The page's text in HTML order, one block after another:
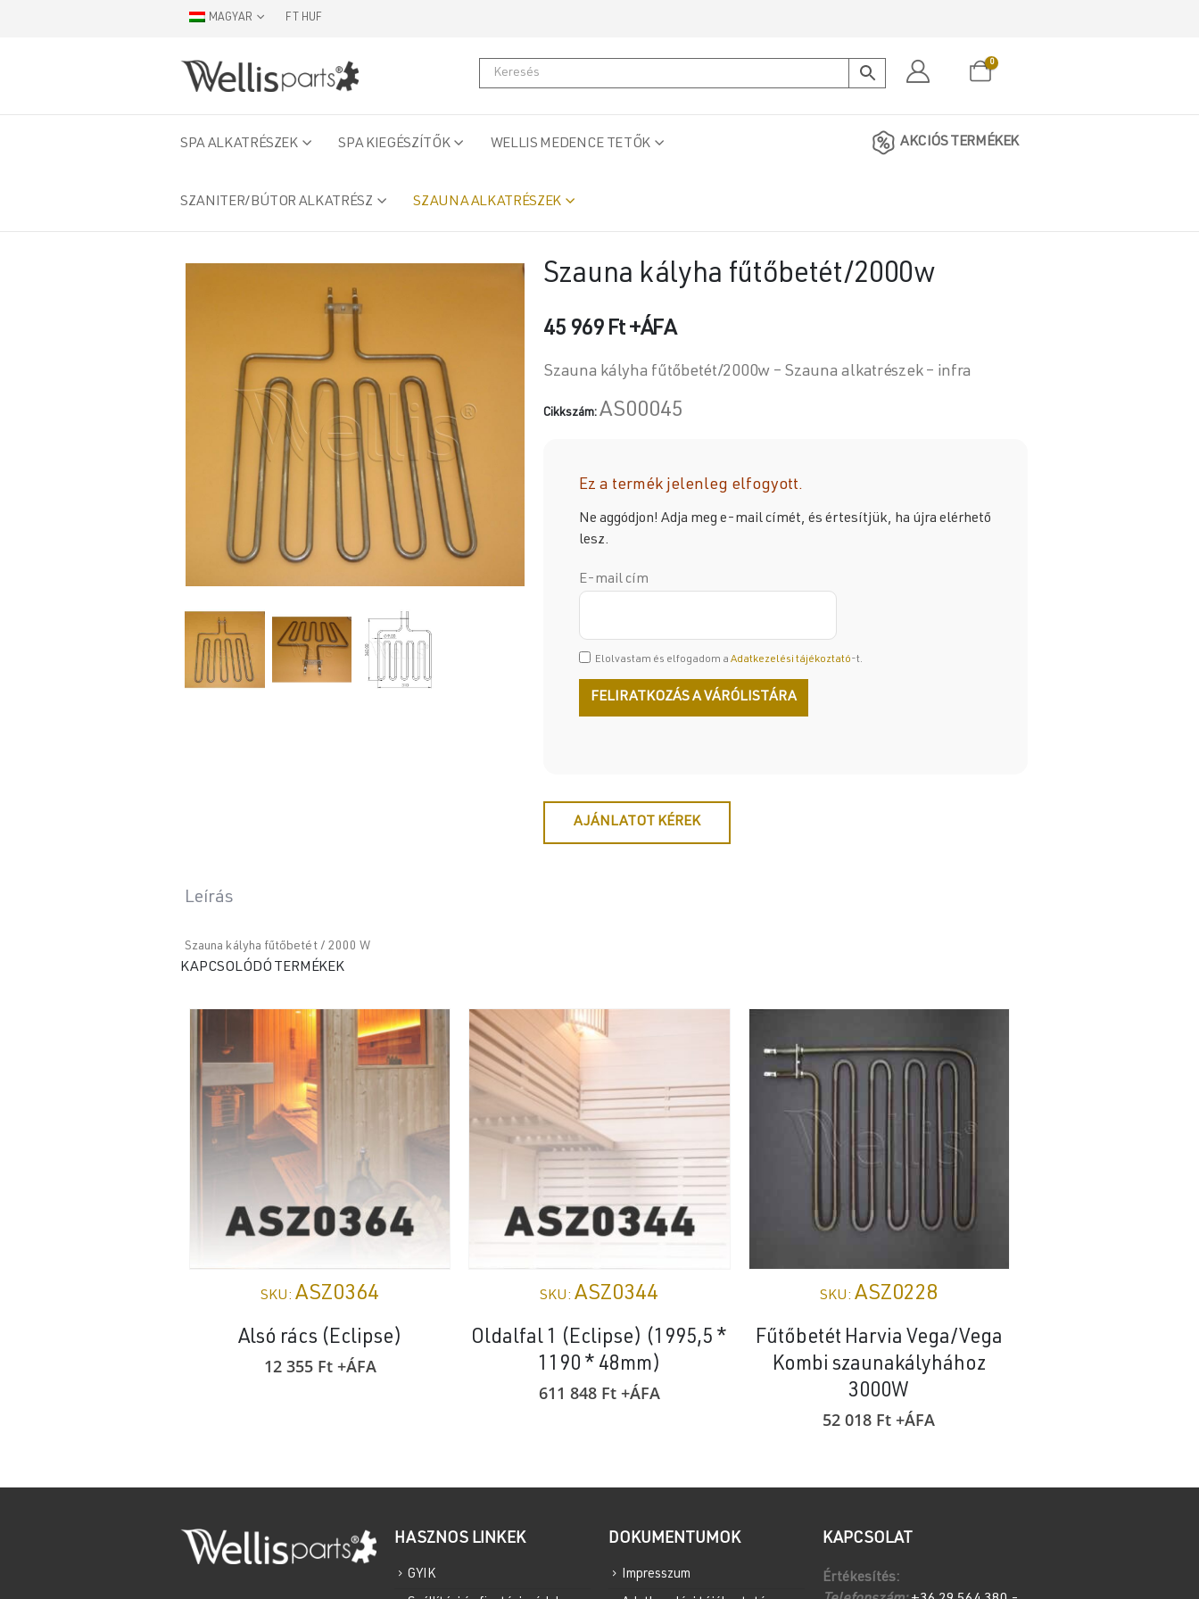
MAGYAR FT HUF
0
SPA ALKATRÉSZEK SPA KIEGÉSZÍTŐK WELLIS MEDENCE TETŐK
SZANITER/BÚTOR ALKATRÉSZ SZAUNA ALKATRÉSZEK
AKCIÓS TERMÉKEK
Szauna kályha fűtőbetét/2000w
45 969 Ft+ÁFA
Szauna kályha fűtőbetét/2000w – Szauna alkatrészek – infra
Cikkszám:AS00045
Ez a termék jelenleg elfogyott.
Ne aggódjon! Adja meg e-mail címét, és értesítjük, ha újra elérhető
lesz.
E-mail cím
Elolvastam és elfogadom aAdatkezelési tájékoztató-t.
AJÁNLATOT KÉREK
Leírás
Szauna kályha fűtőbetét / 2000 W
KAPCSOLÓDÓ TERMÉKEK
SKU:ASZ0364
Alsó rács (Eclipse)
12 355 Ft+ÁFA
SKU:ASZ0344
Oldalfal 1 (Eclipse) (1995,5 *
1190 * 48mm)
611 848 Ft+ÁFA
SKU: ASZ0228
Fűtőbetét Harvia Vega/Vega
Kombi szaunakályhához
3000W
52 018 Ft +ÁFA
HASZNOS LINKEK
GYIK
DOKUMENTUMOK
Impresszum
KAPCSOLAT
Értékesítés: